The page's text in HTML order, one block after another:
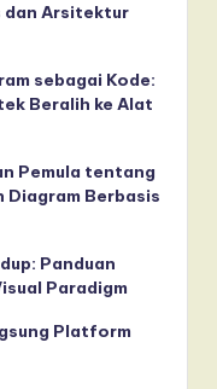
dan Arsitektur
sebagai Kode:
Beralih ke Alat
Pemula tentang
Diagram Berbasis
Panduan
Paradigm
Platform